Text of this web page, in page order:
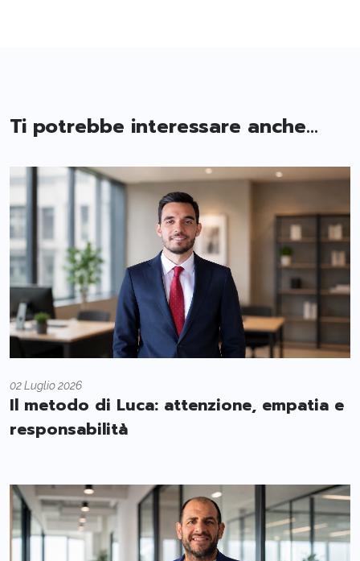
Ti potrebbe interessare anche...
02 Luglio 2026
Il metodo di Luca: attenzione, empatia e
responsabilità